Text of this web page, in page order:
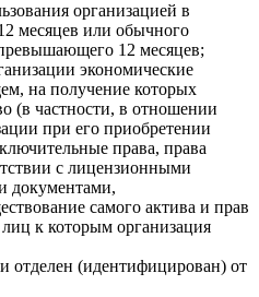
организацией в
месяцев или обычного
12 месяцев;
экономические
на получение которых
(в частности, в отношении
при его приобретении
права, права
с лицензионными
документами,
самого актива и прав
к которым организация
отделен (идентифицирован) от